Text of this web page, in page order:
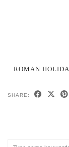
ROMAN
SHARE: